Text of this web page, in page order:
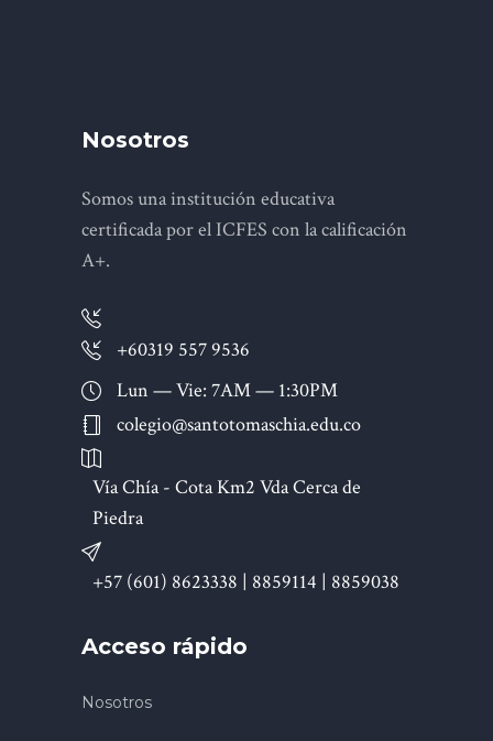
Nosotros
Somos una institución educativa
certificada por el ICFES con la calificación
A+.
+60319 557 9536
Lun — Vie: 7AM — 1:30PM
colegio@santotomaschia.edu.co
Vía Chía - Cota Km2 Vda Cerca de
Piedra
+57 (601) 8623338 | 8859114 | 8859038
Acceso rápido
Nosotros